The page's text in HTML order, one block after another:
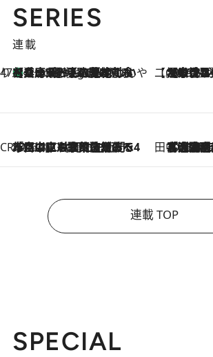
SERIES
連載
47都道府県の手みやげ ひんやりスイーツで夏を満喫
3 Hours Ago
【兵庫県】この夏絶対食べたい 冷やしておいしいおやつ3選 淡路島の恵みをジェラートに集約 【CREA×星野リゾート
2026.8.7
【トンボの足水浴】ヒノキの香りに包ま
CREA'S CHOICE
2026.8.7
「立川にも歌舞伎があるんだよ」 片岡仁左衛門・市川中車ら豪華座組みで4年目の立川立飛歌舞伎へ 田中稲の
2026.8.7
「湘南乃風に憧れて」観客大盛上がりの“タオル回し”に、ラッパー顔負けの高速歌唱まで
連載 TOP
SPECIAL